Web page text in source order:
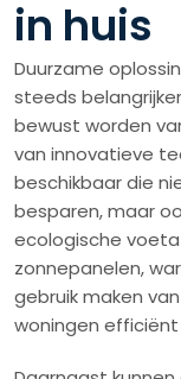
in huis
Duurzame
steeds
bewust worden
van innovatieve
beschikbaar die
besparen, maar
ecologische
zonnepanelen,
gebruik maken
woningen